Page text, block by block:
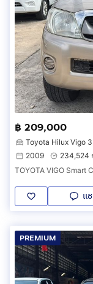
฿ 209,000
Toyota Hilux Vigo
2009
234,524
แ
PREMIUM